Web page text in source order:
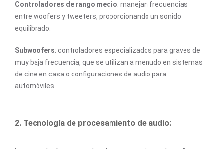
Controladores de rango medio: manejan frecuencias
entre woofers y tweeters, proporcionando un sonido
equilibrado.
Subwoofers: controladores especializados para graves de
muy baja frecuencia, que se utilizan a menudo en sistemas
de cine en casa o configuraciones de audio para
automóviles.
2. Tecnología de procesamiento de audio: